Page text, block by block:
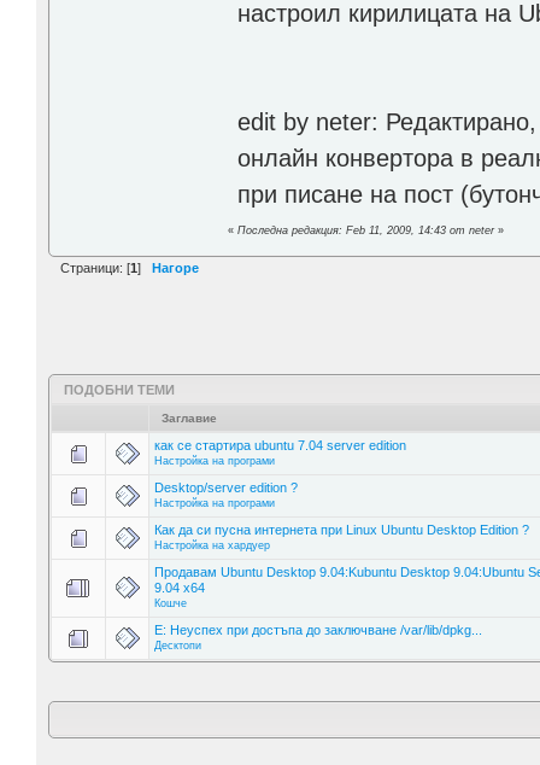
настроил кирилицата на
edit by neter:
онлайн конвертора в
при писане на пост
«Последна редакция: Feb 11, 2009, 14:43 от neter»
Страници: [1] Нагоре
ПОДОБНИ ТЕМИ
Заглавие
как се стартира ubuntu 7.04 server edition
Настройка на програми
Desktop/server edition ?
Настройка на програми
Как да си пусна интернета при Linux Ubuntu Desktop Edition ?
Настройка на хардуер
Продавам Ubuntu Desktop 9.04:Kubuntu Desktop 9.04:Ubuntu
9.04 x64
Кошче
E: Неуспех при достъпа до заключване /var/lib/dpkg...
Десктопи